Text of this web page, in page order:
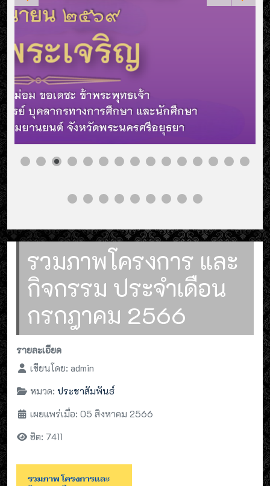
รวมภาพโครงการ และ
กิจกรรม ประจำเดือน
กรกฎาคม 2566
รายละเอียด
เขียนโดย: admin
หมวด: ประชาสัมพันธ์
เผยแพร่เมื่อ: 05 สิงหาคม 2566
ฮิต: 7411